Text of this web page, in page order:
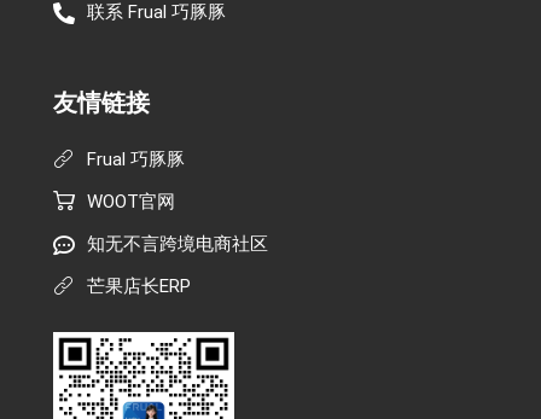
联系 Frual 巧豚豚
友情链接
Frual 巧豚豚
WOOT官网
知无不言跨境电商社区
芒果店长ERP